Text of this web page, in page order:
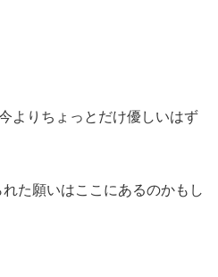
よりちょっとだけ優しいはず
た願いはここにあるのかもし